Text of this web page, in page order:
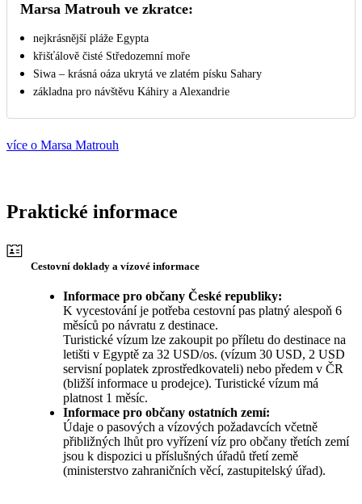
Marsa Matrouh ve zkratce:
nejkrásnější pláže Egypta
křišťálově čisté Středozemní moře
Siwa – krásná oáza ukrytá ve zlatém písku Sahary
základna pro návštěvu Káhiry a Alexandrie
více o Marsa Matrouh
Praktické informace
Cestovní doklady a vízové informace
Informace pro občany České republiky:
K vycestování je potřeba cestovní pas platný alespoň 6
měsíců po návratu z destinace.
Turistické vízum lze zakoupit po příletu do destinace na
letišti v Egyptě za 32 USD/os. (vízum 30 USD, 2 USD
servisní poplatek zprostředkovateli) nebo předem v ČR
(bližší informace u prodejce). Turistické vízum má
platnost 1 měsíc.
Informace pro občany ostatních zemí:
Údaje o pasových a vízových požadavcích včetně
přibližných lhůt pro vyřízení víz pro občany třetích zemí
jsou k dispozici u příslušných úřadů třetí země
(ministerstvo zahraničních věcí, zastupitelský úřad).